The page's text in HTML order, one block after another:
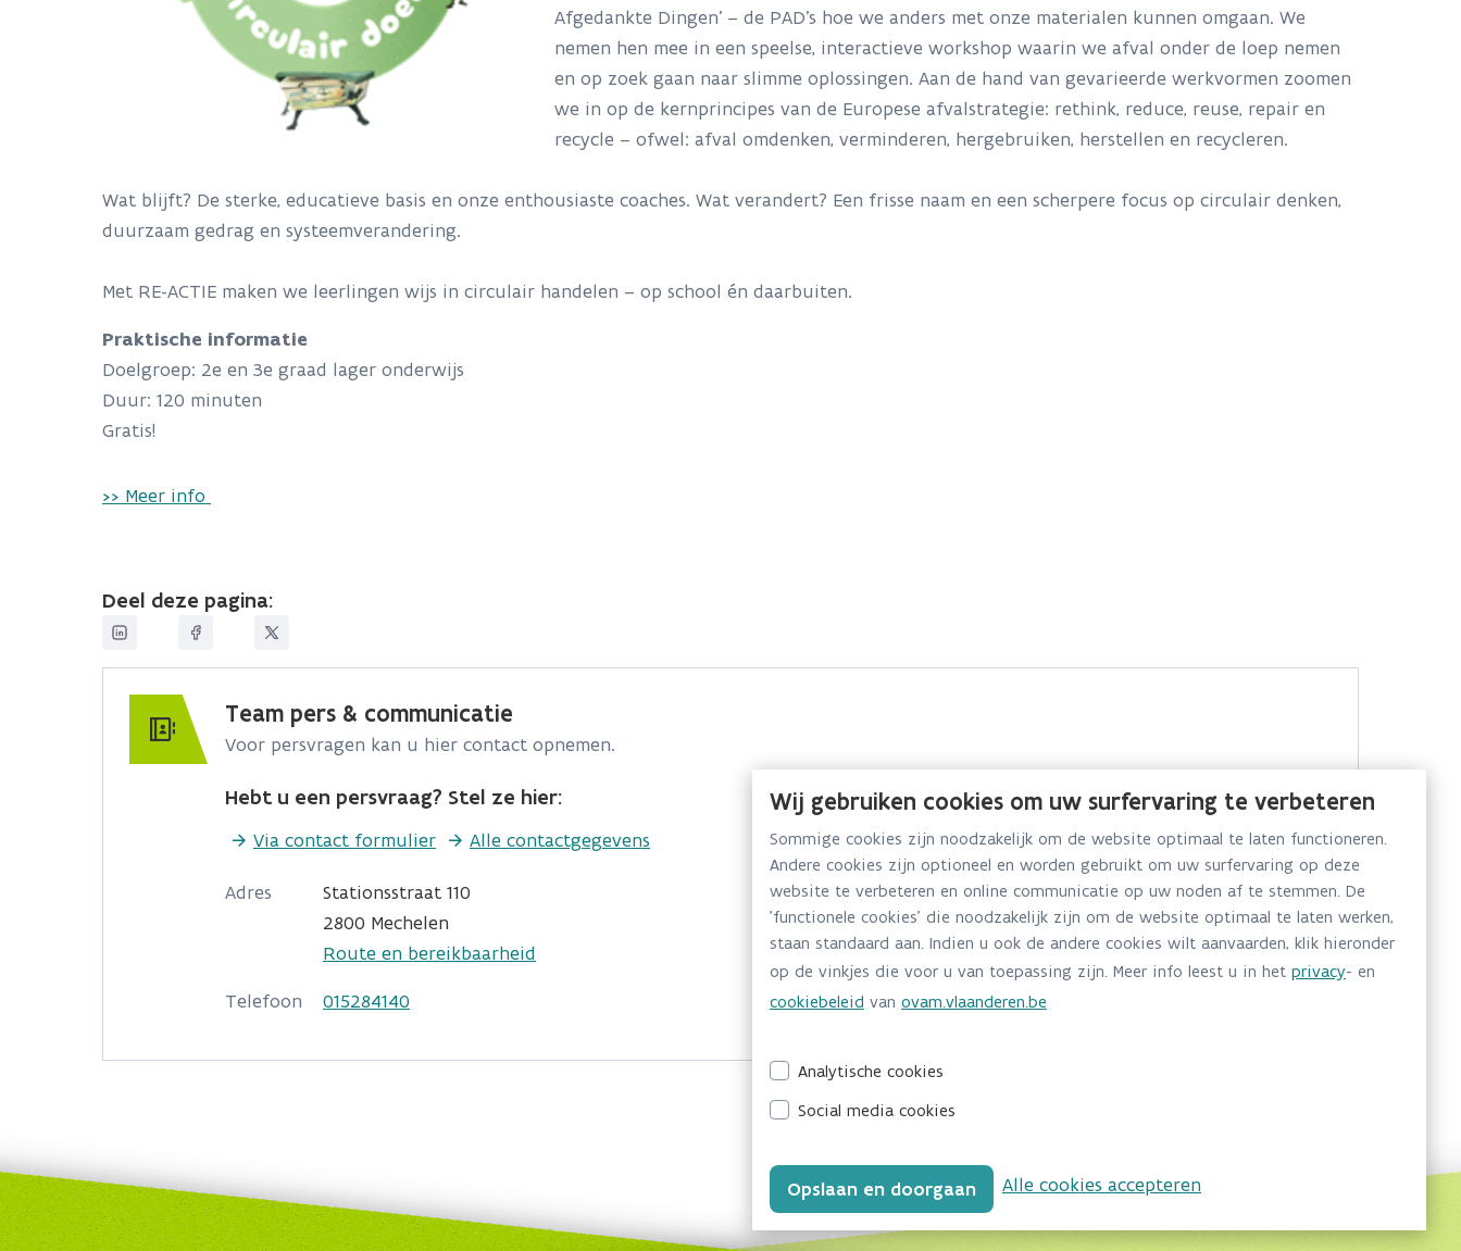
Afgedankte Dingen’ – de PAD’s hoe we anders met onze materialen kunnen omgaan. We
nemen hen mee in een speelse, interactieve workshop waarin we afval onder de loep nemen
en op zoek gaan naar slimme oplossingen. Aan de hand van gevarieerde werkvormen zoomen
we in op de kernprincipes van de Europese afvalstrategie: rethink, reduce, reuse, repair en
recycle – ofwel: afval omdenken, verminderen, hergebruiken, herstellen en recycleren.
Wat blijft? De sterke, educatieve basis en onze enthousiaste coaches. Wat verandert? Een frisse naam en een scherpere focus op circulair denken,
duurzaam gedrag en systeemverandering.
Met RE-ACTIE maken we leerlingen wijs in circulair handelen – op school én daarbuiten.
Praktische informatie
Doelgroep: 2e en 3e graad lager onderwijs
Duur: 120 minuten
Gratis!
>> Meer info
Deel deze pagina:
Team pers & communicatie
Voor persvragen kan u hier contact opnemen.
Hebt u een persvraag? Stel ze hier:
Via contact formulier Alle contactgegevens
Adres
Stationsstraat 110
2800 Mechelen
Route en bereikbaarheid
Telefoon
015284140
Wij gebruiken cookies om uw surfervaring te verbeteren
Sommige cookies zijn noodzakelijk om de website optimaal te laten functioneren.
Andere cookies zijn optioneel en worden gebruikt om uw surfervaring op deze
website te verbeteren en online communicatie op uw noden af te stemmen. De
'functionele cookies' die noodzakelijk zijn om de website optimaal te laten werken,
staan standaard aan. Indien u ook de andere cookies wilt aanvaarden, klik hieronder
op de vinkjes die voor u van toepassing zijn. Meer info leest u in het privacy- en
cookiebeleid van ovam.vlaanderen.be
Analytische cookies
Social media cookies
Opslaan en doorgaan Alle cookies accepteren